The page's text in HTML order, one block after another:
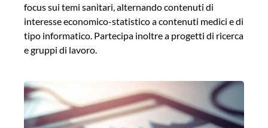
focus sui temi sanitari, alternando contenuti di
interesse economico-statistico a contenuti medici e di
tipo informatico. Partecipa inoltre a progetti di ricerca
e gruppi di lavoro.